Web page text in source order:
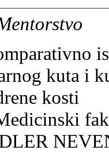
kuta i
kosti